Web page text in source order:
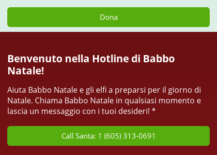
Dona
Benvenuto nella Hotline di Babbo
Natale!
Aiuta Babbo Natale e gli elfi a preparsi per il giorno di
Natale. Chiama Babbo Natale in qualsiasi momento e
lascia un messaggio con i tuoi desideri! *
Call Santa: 1 (605) 313-0691